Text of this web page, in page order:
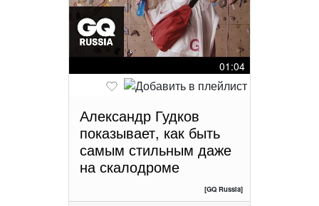
01:04
Александр Гудков
показывает, как быть
самым стильным даже
на скалодроме
[GQ Russia]